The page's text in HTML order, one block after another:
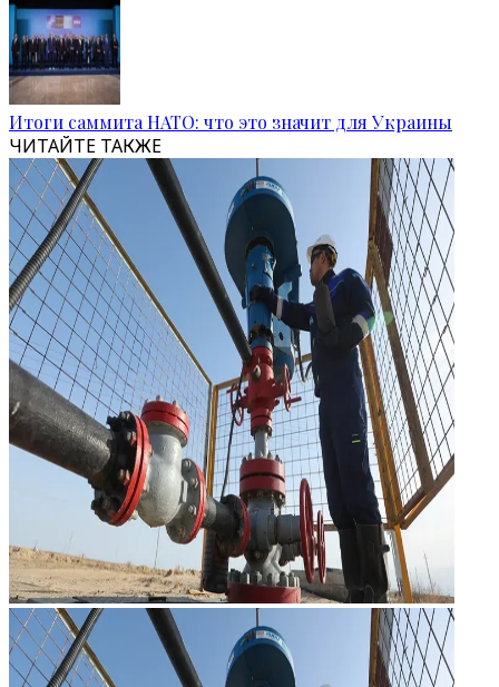
Итоги саммита НАТО: что это значит для Украины
ЧИТАЙТЕ ТАКЖЕ